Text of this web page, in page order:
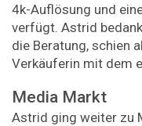
4k-Auflösung und
verfügt. Astrid
die Beratung, schien
Verkäuferin mit dem
Media Markt
Astrid ging weiter zu